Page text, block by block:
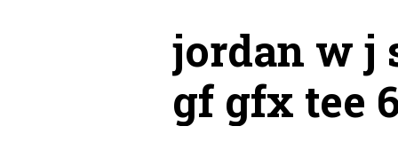
jordan w j
gf gfx tee